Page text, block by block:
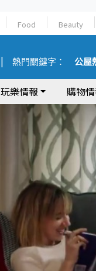
Food Beauty
熱門關鍵字： 公屋
玩樂情報 購物